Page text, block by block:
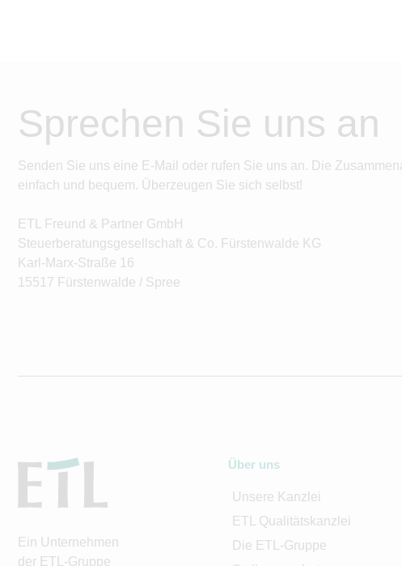
Sprechen Sie uns an
Senden Sie uns eine E-Mail oder rufen Sie uns an. Die
einfach und bequem. Überzeugen Sie sich selbst!
ETL Freund & Partner GmbH
Steuerberatungsgesellschaft & Co. Fürstenwalde KG
Karl-Marx-Straße 16
15517 Fürstenwalde / Spree
Ein Unternehmen
der ETL-Gruppe
Über uns
Unsere Kanzlei
ETL Qualitätskanzlei
Die ETL-Gruppe